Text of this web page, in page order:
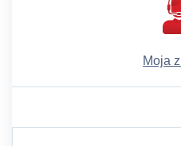
Moja